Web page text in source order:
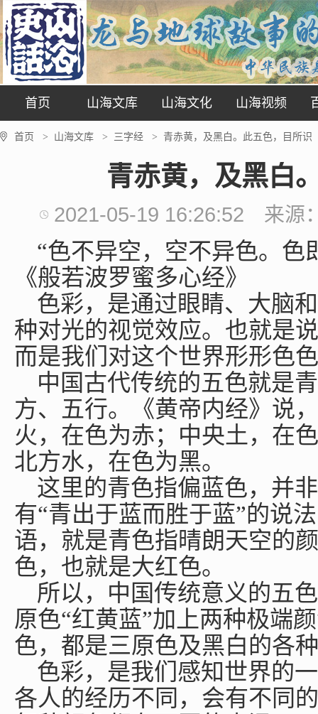
首页 山海文库 山海文化 山海视频
首页 > 山海文库 > 三字经 > 青赤黄，及黑白。此五色，目所识
青赤黄，及黑白
2021-05-19 16:26:52 来源
“色不异空，空不异色。
《般若波罗蜜多心经》
色彩，是通过眼睛、大脑
种对光的视觉效应。也就是
而是我们对这个世界形形色
中国古代传统的五色就是
方、五行。《黄帝内经》说
火，在色为赤；中央土，在
北方水，在色为黑。
这里的青色指偏蓝色，并
有“青出于蓝而胜于蓝”的说
语，就是青色指晴朗天空的
色，也就是大红色。
所以，中国传统意义的五
原色“红黄蓝”加上两种极端
色，都是三原色及黑白的各
色彩，是我们感知世界的
各人的经历不同，会有不同